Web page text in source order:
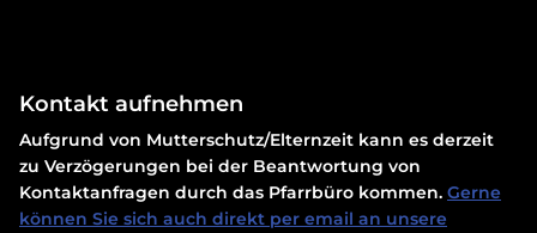
Kontakt aufnehmen
Aufgrund von Mutterschutz/Elternzeit kann es derzeit
zu Verzögerungen bei der Beantwortung von
Kontaktanfragen durch das Pfarrbüro kommen. Gerne
können Sie sich auch direkt per email an unsere